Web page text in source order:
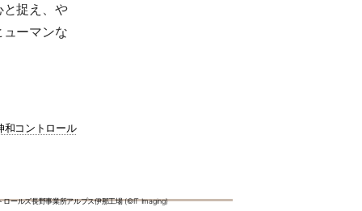
捉え、や
ーマンな
和コントロール